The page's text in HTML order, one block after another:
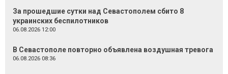
За прошедшие сутки над Севастополем сбито 8
украинских беспилотников
06.08.2026 12:00
В Севастополе повторно объявлена воздушная тревога
06.08.2026 08:36